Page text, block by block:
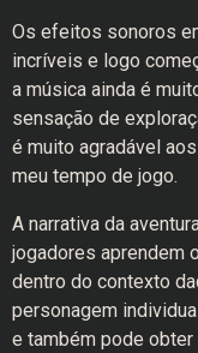
Os efeitos sonoros
incríveis e logo
a música ainda é
sensação de
é muito agradável
meu tempo de jogo.
A narrativa da
jogadores aprendem
dentro do contexto
personagem
e também pode